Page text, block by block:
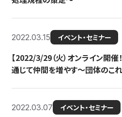
2022.03.15 イベント・セミナー
【2022/3/29（火）オンライン開催
通じて仲間を増やす～団体のこ
2022.03.07 イベント・セミナー